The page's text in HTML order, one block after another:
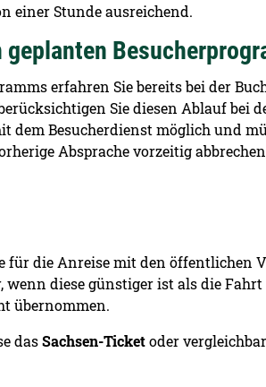
von einer Stunde
erfahren Sie bereits bei der
Sie diesen Ablauf bei
dem Besucherdienst möglich und
Absprache vorzeitig
die Anreise mit den öffentlichen
wenn diese günstiger ist als die
übernommen.
dasSachsen-Ticketoder